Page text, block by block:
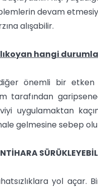
devam
alışabilir.
hangi
önemli bir
tarafından
uygulamaktan
gelmesine sebep
yol açar.